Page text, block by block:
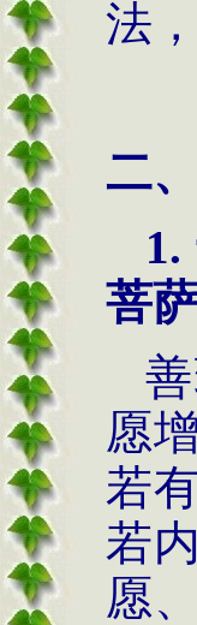
法
二
1.
菩
愿
若
若
愿